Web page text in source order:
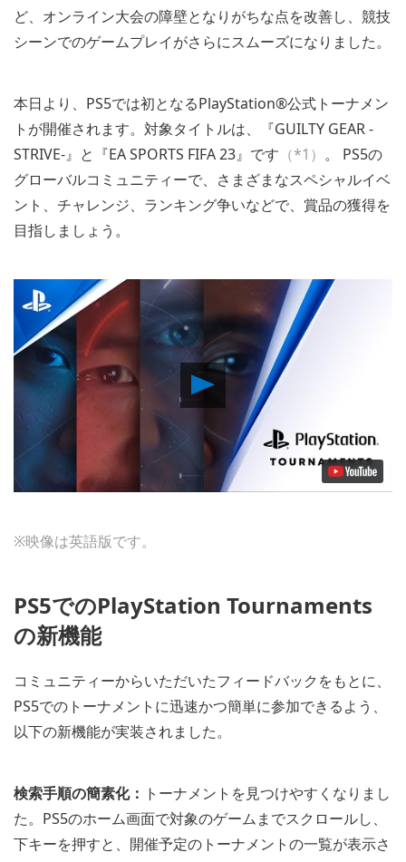
ど、オンライン大会の障壁となりがちな点を改善し、競技
シーンでのゲームプレイがさらにスムーズになりました。
本日より、PS5では初となるPlayStation®公式トーナメン
トが開催されます。対象タイトルは、『GUILTY GEAR -
STRIVE-』と『EA SPORTS FIFA 23』です （*1） 。 PS5の
グローバルコミュニティーで、さまざまなスペシャルイベ
ント、チャレンジ、ランキング争いなどで、賞品の獲得を
目指しましょう。
Play
Video
※映像は英語版です。
PS5でのPlayStation Tournaments
の新機能
コミュニティーからいただいたフィードバックをもとに、
PS5でのトーナメントに迅速かつ簡単に参加できるよう、
以下の新機能が実装されました。
検索手順の簡素化： トーナメントを見つけやすくなりまし
た。PS5のホーム画面で対象のゲームまでスクロールし、
下キーを押すと、開催予定のトーナメントの一覧が表示さ